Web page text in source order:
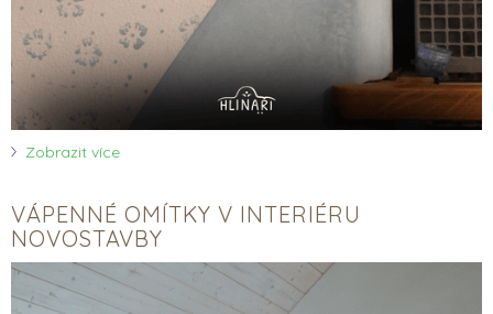
Zobrazit více
VÁPENNÉ OMÍTKY V INTERIÉRU
NOVOSTAVBY